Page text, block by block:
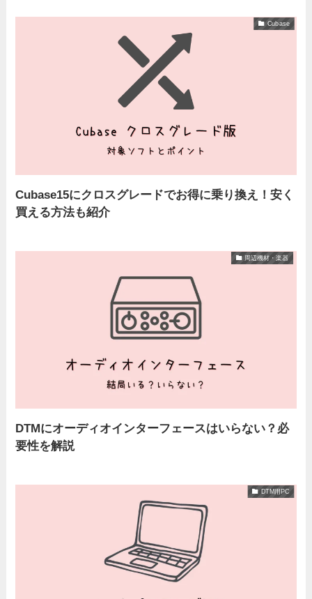
Cubase
Cubase15にクロスグレードでお得に乗り換え！安く
買える方法も紹介
周辺機材・楽器
DTMにオーディオインターフェースはいらない？必
要性を解説
DTM用PC